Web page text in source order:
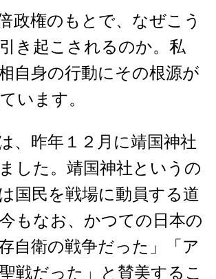
政権のもとで、なぜこう
き起こされるのか。私
自身の行動にその根源が
います。
、昨年１２月に靖国神社
した。靖国神社というの
国民を戦場に動員する道
もなお、かつての日本の
自衛の戦争だった」「ア
戦だった」と賛美するこ